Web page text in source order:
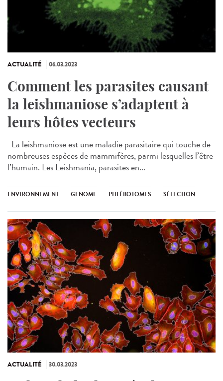
ACTUALITÉ 06.03.2023
Comment les parasites causant
la leishmaniose s’adaptent à
leurs hôtes vecteurs
La leishmaniose est une maladie parasitaire qui touche de
nombreuses espèces de mammifères, parmi lesquelles l’être
l’humain. Les Leishmania, parasites en...
ENVIRONNEMENT GENOME PHLÉBOTOMES SÉLECTION
ACTUALITÉ 30.03.2023